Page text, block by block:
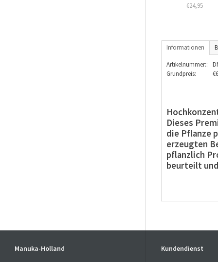
€24,95
Informationen
Artikelnummer::
Grundpreis:
Dieses
die Pflanze
erzeugten
pflanzlich
beurteilt
Manuka-Holland Kundendienst